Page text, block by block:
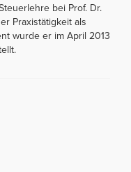
bei Prof. Dr.
Praxistätigkeit als
wurde er im April 2013